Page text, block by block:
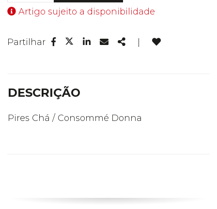
Artigo sujeito a disponibilidade
Partilhar
FacebookLinkedin
EmailShare
DESCRIÇÃO
Pires Chá / Consommé Donna